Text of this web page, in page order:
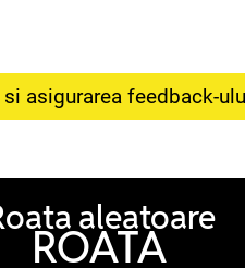
asigurarea feedback-